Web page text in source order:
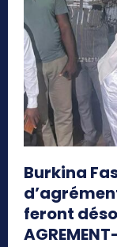
Burkina
feront